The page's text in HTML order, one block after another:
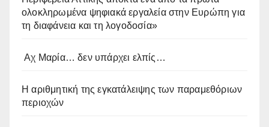
ολοκληρωμένα ψηφιακά εργαλεία στην Ευρώπη για
τη διαφάνεια και τη λογοδοσία»
Αχ Μαρία… δεν υπάρχει ελπίς…
Η αριθμητική της εγκατάλειψης των παραμεθόριων
περιοχών